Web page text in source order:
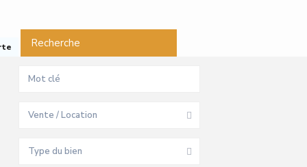
Recherche
Vente / Location
Type du bien